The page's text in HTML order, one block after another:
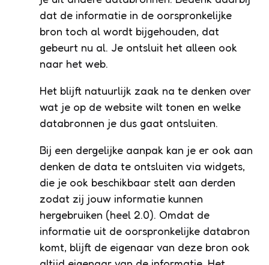
dat de informatie in de oorspronkelijke
bron toch al wordt bijgehouden, dat
gebeurt nu al. Je ontsluit het alleen ook
naar het web.
Het blijft natuurlijk zaak na te denken over
wat je op de website wilt tonen en welke
databronnen je dus gaat ontsluiten.
Bij een dergelijke aanpak kan je er ook aan
denken de data te ontsluiten via widgets,
die je ook beschikbaar stelt aan derden
zodat zij jouw informatie kunnen
hergebruiken (heel 2.0). Omdat de
informatie uit de oorspronkelijke databron
komt, blijft de eigenaar van deze bron ook